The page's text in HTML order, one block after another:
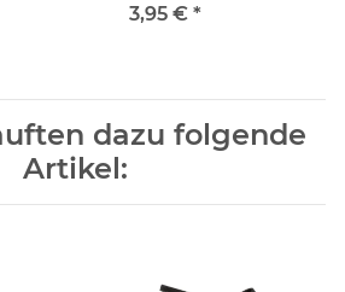
3,95 € *
dazu folgende
Artikel: